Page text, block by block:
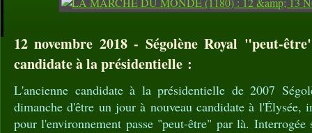
12 novembre 2018 - Ségolène Royal "peut-
candidate à la présidentielle :
L'ancienne candidate à la présidentielle de 2007
dimanche d'être un jour à nouveau candidate à l'Élysée,
pour l'environnement passe "peut-être" par là.